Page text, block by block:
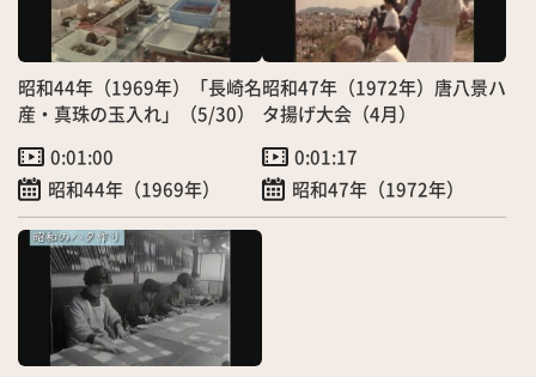
昭和44年（1969年）「長崎名
産・真珠の玉入れ」（5/30）
0:01:00
昭和44年（1969年）
昭和47年（1972年）唐八景ハ
タ揚げ大会（4月）
0:01:17
昭和47年（1972年）